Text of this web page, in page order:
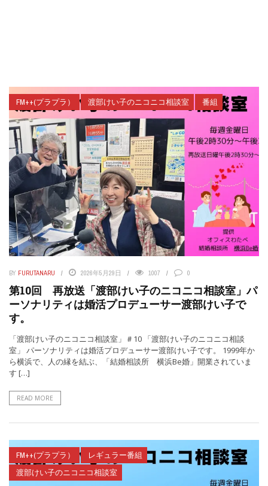
FM++(プラプラ） 渡部けい子のニコニコ相談室 番組
BY FURUTANARU 2026年5月29日 1007 0
第10回 再放送「渡部けい子のニコニコ相談室」パ
ーソナリティは婚活プロデューサー渡部けい子で
す。
「渡部けい子のニコニコ相談室」＃10 「渡部けい子のニコニコ相談
室」 パーソナリティは婚活プロデューサー渡部けい子です。 1999年か
ら横浜で、人の縁を結ぶ、「結婚相談所 横浜Be婚」開業されていま
す […]
READ MORE
FM++(プラプラ）
レギュラー番組
渡部けい子のニコニコ相談室